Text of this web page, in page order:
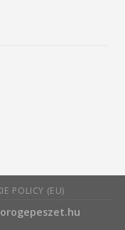
POLICY (EU)